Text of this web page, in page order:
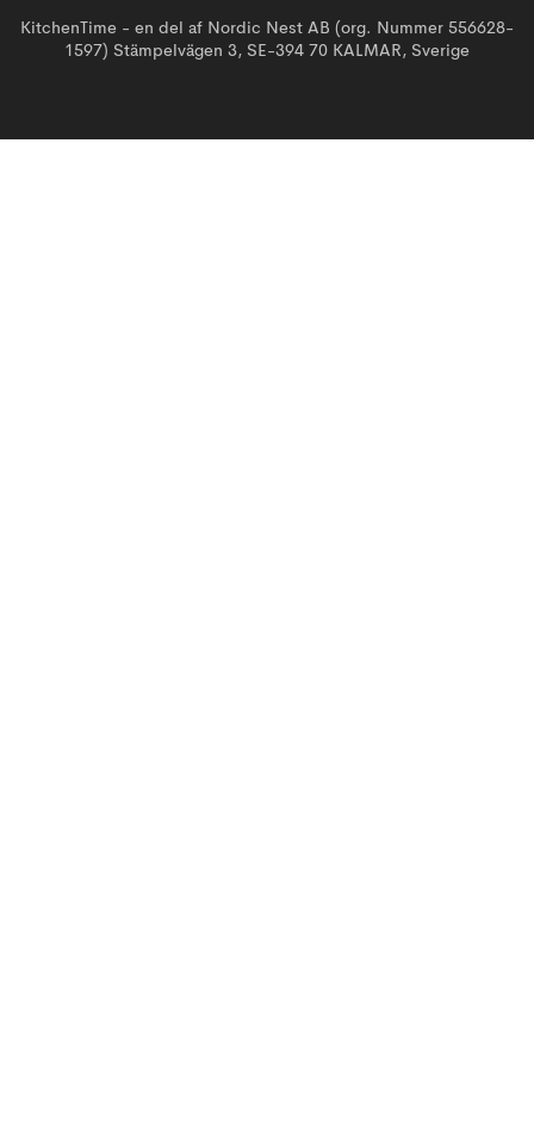
KitchenTime - en del af Nordic Nest AB (org. Nummer 556628-
1597) Stämpelvägen 3, SE-394 70 KALMAR, Sverige